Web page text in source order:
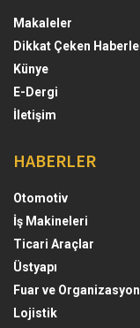
Makaleler
Dikkat Çeken
Künye
E-Dergi
İletişim
HABERLER
Otomotiv
İş Makineleri
Ticari Araçlar
Üstyapı
Fuar ve
Lojistik